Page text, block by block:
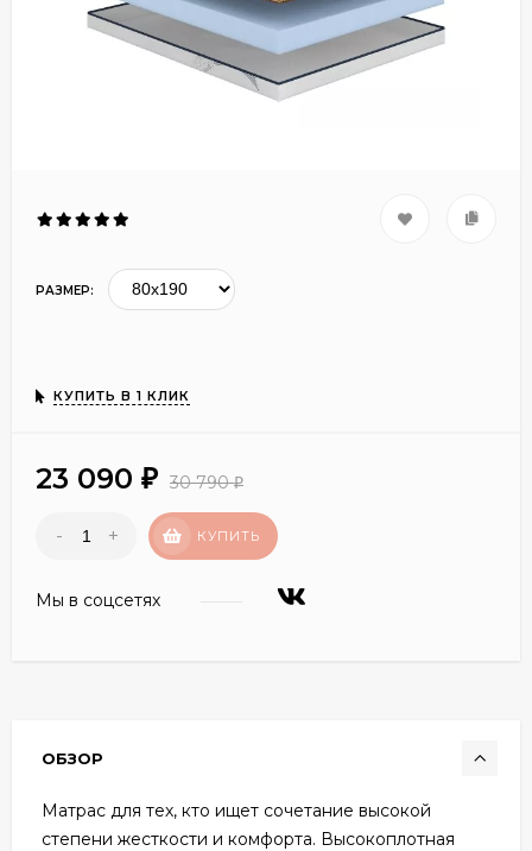
РАЗМЕР:
КУПИТЬ В 1 КЛИК
23 090 ₽ 30 790₽
- + КУПИТЬ
Мы в соцсетях
ОБЗОР
Матрас для тех, кто ищет сочетание высокой
степени жесткости и комфорта. Высокоплотная